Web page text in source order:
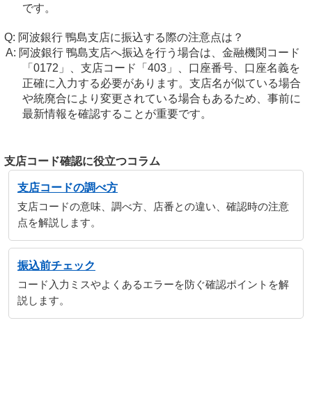
です。
阿波銀行 鴨島支店に振込する際の注意点は？
阿波銀行 鴨島支店へ振込を行う場合は、金融機関コード
「0172」、支店コード「403」、口座番号、口座名義を
正確に入力する必要があります。支店名が似ている場合
や統廃合により変更されている場合もあるため、事前に
最新情報を確認することが重要です。
支店コード確認に役立つコラム
支店コードの調べ方
支店コードの意味、調べ方、店番との違い、確認時の注意
点を解説します。
振込前チェック
コード入力ミスやよくあるエラーを防ぐ確認ポイントを解
説します。